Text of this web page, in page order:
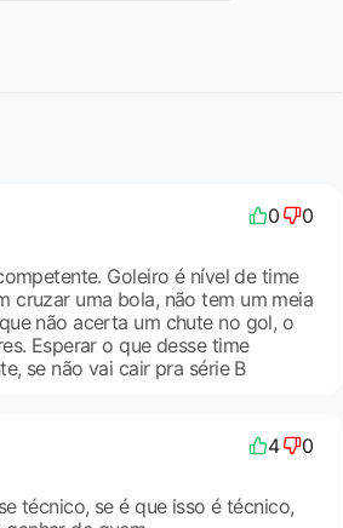
0 0
Goleiro é nível de time
cruzar uma bola, não tem um meia
não acerta um chute no gol, o
Esperar o que desse time
se não vai cair pra série B
4 0
técnico, se é que isso é técnico,